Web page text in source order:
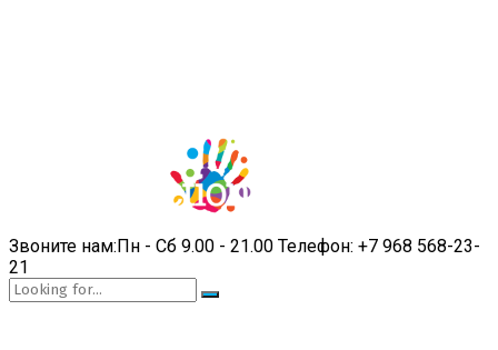
Звоните нам:Пн - Сб 9.00 - 21.00 Телефон: +7 968 568-23-
21